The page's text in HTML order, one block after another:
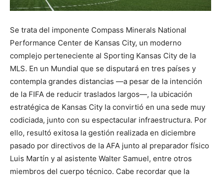
Se trata del imponente Compass Minerals National
Performance Center de Kansas City, un moderno
complejo perteneciente al Sporting Kansas City de la
MLS. En un Mundial que se disputará en tres países y
contempla grandes distancias —a pesar de la intención
de la FIFA de reducir traslados largos—, la ubicación
estratégica de Kansas City la convirtió en una sede muy
codiciada, junto con su espectacular infraestructura. Por
ello, resultó exitosa la gestión realizada en diciembre
pasado por directivos de la AFA junto al preparador físico
Luis Martín y al asistente Walter Samuel, entre otros
miembros del cuerpo técnico. Cabe recordar que la